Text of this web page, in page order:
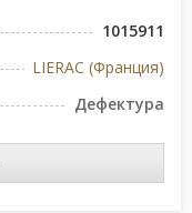
1015911
LIERAC (Франция)
Дефектура